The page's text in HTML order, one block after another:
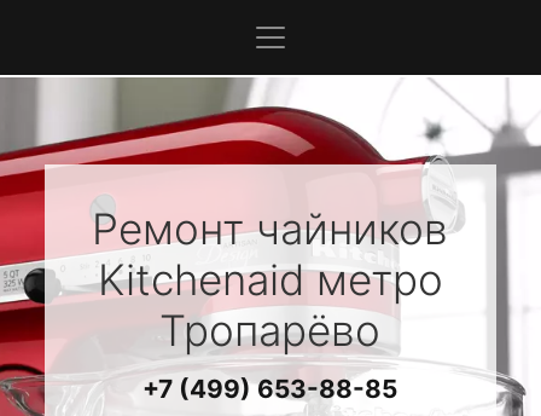
Ремонт чайников
Kitchenaidметро
Тропарёво
+7 (499) 653-88-85